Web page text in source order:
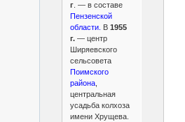
г. — в составе
Пензенской
области.
В1955
г.— центр
Ширяевского
сельсовета
Поимского
района,
центральная
усадьба колхоза
имени Хрущева.